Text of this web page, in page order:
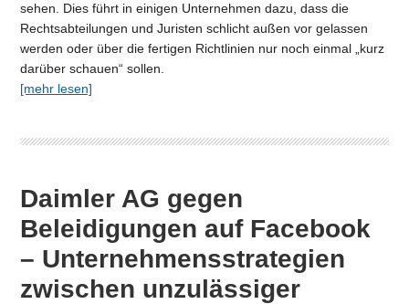
sehen. Dies führt in einigen Unternehmen dazu, dass die
Rechtsabteilungen und Juristen schlicht außen vor gelassen
werden oder über die fertigen Richtlinien nur noch einmal „kurz
darüber schauen“ sollen.
[mehr lesen]
Daimler AG gegen
Beleidigungen auf Facebook
– Unternehmensstrategien
zwischen unzulässiger